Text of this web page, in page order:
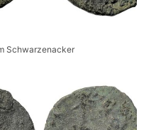
Schwarzenacker